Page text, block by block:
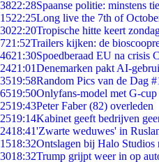
3822:28Spaanse politie: minstens
1522:25Long live the 7th of
3022:20Tropische hitte keert
721:52Trailers kijken: de
4621:30Spoedberaad EU na crisis
2421:01Denemarken pakt AI-
3519:58Random Pics van de Dag
6519:50Onlyfans-model met G-
2519:43Peter Faber (82) overleden
2519:14Kabinet geeft bedrijven
2418:41'Zwarte weduwes' in
1518:32Ontslagen bij Halo Studios
3018:32Trump grijpt weer in op